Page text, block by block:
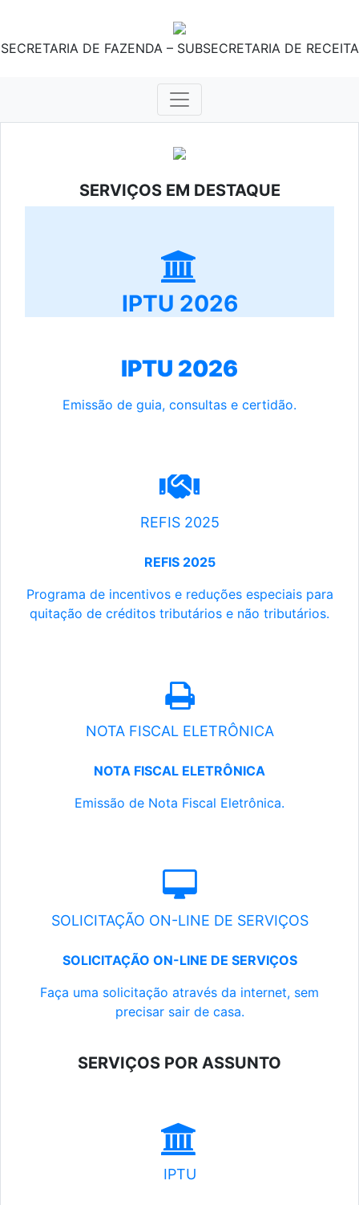
SECRETARIA DE FAZENDA – SUBSECRETARIA DE RECEITA
SERVIÇOS EM DESTAQUE
IPTU 2026
IPTU 2026
Emissão de guia, consultas e certidão.
REFIS 2025
REFIS 2025
Programa de incentivos e reduções especiais para
quitação de créditos tributários e não tributários.
NOTA FISCAL ELETRÔNICA
NOTA FISCAL ELETRÔNICA
Emissão de Nota Fiscal Eletrônica.
SOLICITAÇÃO ON-LINE DE SERVIÇOS
SOLICITAÇÃO ON-LINE DE SERVIÇOS
Faça uma solicitação através da internet, sem
precisar sair de casa.
SERVIÇOS POR ASSUNTO
IPTU